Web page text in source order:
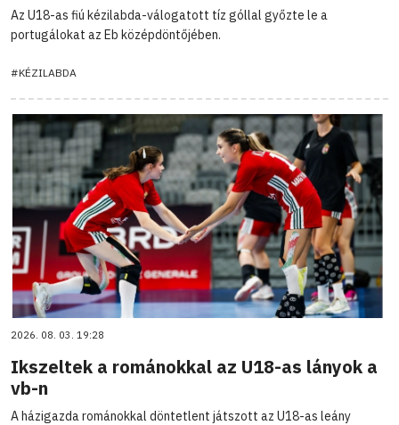
Az U18-as fiú kézilabda-válogatott tíz góllal győzte le a
portugálokat az Eb középdöntőjében.
#KÉZILABDA
2026. 08. 03. 19:28
Ikszeltek a románokkal az U18-as lányok a
vb-n
A házigazda románokkal döntetlent játszott az U18-as leány